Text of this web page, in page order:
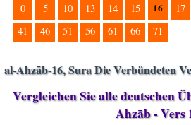
0 5 10 13 14 15 16 17
41
46 51 56 61 66 71
al-Ahzāb-16, Sura Die Verbündeten
Vergleichen Sie alle deutschen
Ahzāb - Vers